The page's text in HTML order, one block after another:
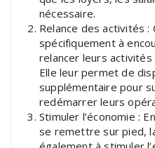
nécessaire.
Relance des activités
spécifiquement à
relancer leurs
Elle leur permet de
supplémentaire pour
redémarrer leurs
Stimuler l’économie :
se remettre sur pied,